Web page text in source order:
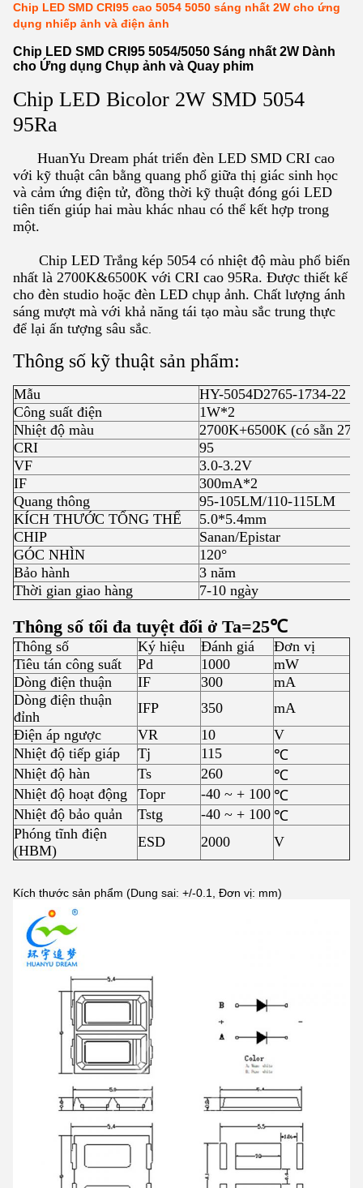
Chip LED SMD CRI95 cao 5054 5050 sáng nhất 2W cho ứng
dụng nhiếp ảnh và điện ảnh
Chip LED SMD CRI95 5054/5050 Sáng nhất 2W Dành
cho Ứng dụng Chụp ảnh và Quay phim
Chip LED Bicolor 2W SMD 5054
95Ra
HuanYu Dream phát triển đèn LED SMD CRI cao
với kỹ thuật cân bằng quang phổ giữa thị giác sinh học
và cảm ứng điện tử, đồng thời kỹ thuật đóng gói LED
tiên tiến giúp hai màu khác nhau có thể kết hợp trong
một.
Chip LED Trắng kép 5054 có nhiệt độ màu phổ biến
nhất là 2700K&6500K với CRI cao 95Ra. Được thiết kế
cho đèn studio hoặc đèn LED chụp ảnh. Chất lượng ánh
sáng mượt mà với khả năng tái tạo màu sắc trung thực
để lại ấn tượng sâu sắc
Thông số kỹ thuật sản phẩm:
Mẫu
HY-5054D2765-1734-22
Công suất điện
1W*2
Nhiệt độ màu
2700K+6500K (có sẵn
CRI
95
VF
3.0-3.2V
IF
300mA*2
Quang thông
95-105LM/110-115LM
KÍCH THƯỚC TỔNG THỂ
5.0*5.4mm
CHIP
Sanan/Epistar
GÓC NHÌN
120°
Bảo hành
3 năm
Thời gian giao hàng
7-10 ngày
Thông số tối đa tuyệt đối ở Ta=25℃
Thông số Ký hiệu Đánh giá
Đơn vị
Tiêu tán công suất
Pd 1000
mW
Dòng điện thuận
IF 300
mA
Dòng điện thuận
đỉnh
IFP 350
mA
Điện áp ngược
VR 10
V
Nhiệt độ tiếp giáp
Tj 115
℃
Nhiệt độ hàn
Ts 260
℃
Nhiệt độ hoạt động
Topr -40 ~ + 100 ℃
Nhiệt độ bảo quản
Tstg -40 ~ + 100 ℃
Phóng tĩnh điện
(HBM)
ESD 2000 V
Kích thước sản phẩm (Dung sai: +/-0.1, Đơn vị: mm)